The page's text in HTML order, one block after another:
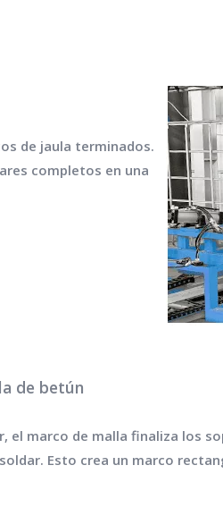
de jaula terminados.
completos en una
de betún
el marco de malla finaliza los
Esto crea un marco